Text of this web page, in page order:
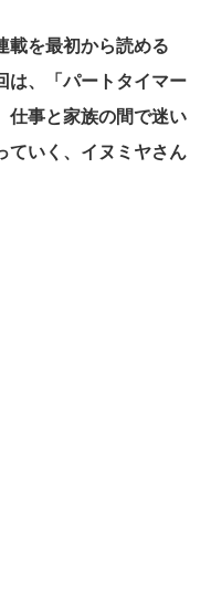
載を最初から読める
は、「パートタイマー
事と家族の間で迷い
ていく、イヌミヤさん